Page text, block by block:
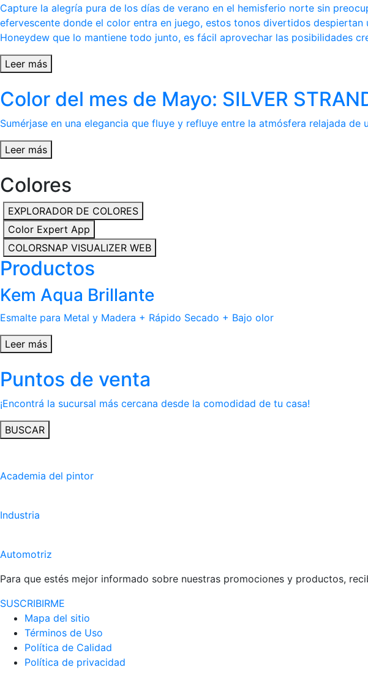
Capture la alegría pura de los días de verano en el hemisferio norte sin
efervescente donde el color entra en juego, estos tonos divertidos
Honeydew que lo mantiene todo junto, es fácil aprovechar las posibilidades
Leer más
Color del mes de Mayo: SILVER
Sumérjase en una elegancia que fluye y refluye entre la atmósfera relajada
Leer más
Colores
EXPLORADOR DE COLORES
Color Expert App
COLORSNAP VISUALIZER WEB
Productos
Kem Aqua Brillante
Esmalte para Metal y Madera + Rápido Secado + Bajo olor
Leer más
Puntos de venta
¡Encontrá la sucursal más cercana desde la comodidad de tu casa!
BUSCAR
Academia del pintor
Industria
Automotriz
Para que estés mejor informado sobre nuestras promociones y productos,
SUSCRIBIRME
Mapa del sitio
Términos de Uso
Política de Calidad
Política de privacidad